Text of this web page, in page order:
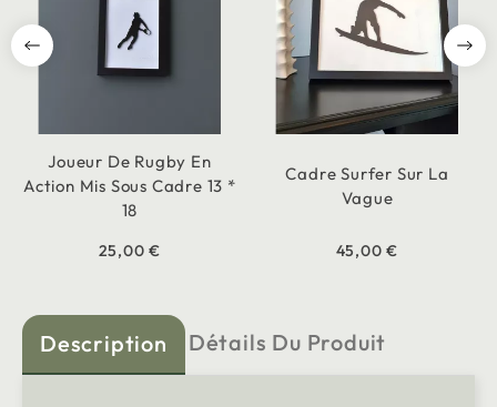
Joueur De Rugby En
Action Mis Sous Cadre 13 *
18
25,00 €
Cadre Surfer Sur La
Vague
45,00 €
Description Détails Du Produit